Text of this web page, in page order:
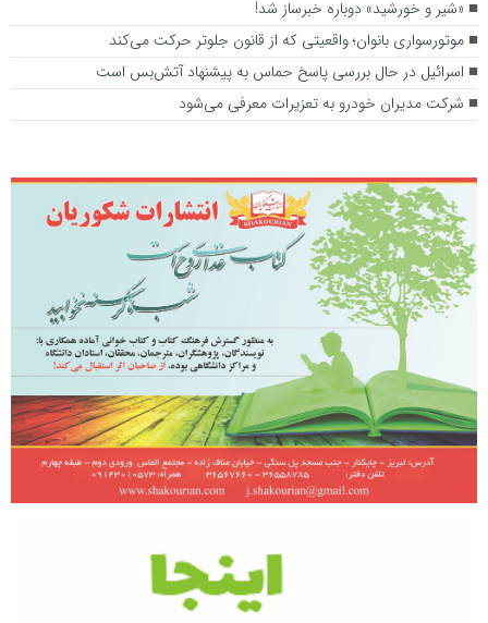
«شیر و خورشید» دوباره خبرساز شد!
موتورسواری بانوان؛ واقعیتی که از قانون جلوتر حرکت می‌کند
اسرائیل در حال بررسی پاسخ حماس به پیشنهاد آتش‌بس است
شرکت مدیران خودرو به تعزیرات معرفی می‌شود